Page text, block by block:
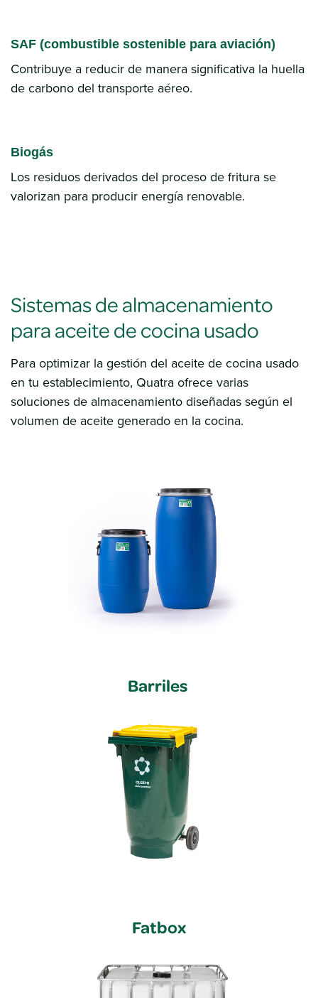
SAF (combustible sostenible para aviación)
Contribuye a reducir de manera significativa la huella
de carbono del transporte aéreo.
Biogás
Los residuos derivados del proceso de fritura se
valorizan para producir energía renovable.
Sistemas de almacenamiento
para aceite de cocina usado
Para optimizar la gestión del aceite de cocina usado
en tu establecimiento, Quatra ofrece varias
soluciones de almacenamiento diseñadas según el
volumen de aceite generado en la cocina.
Barriles
Fatbox